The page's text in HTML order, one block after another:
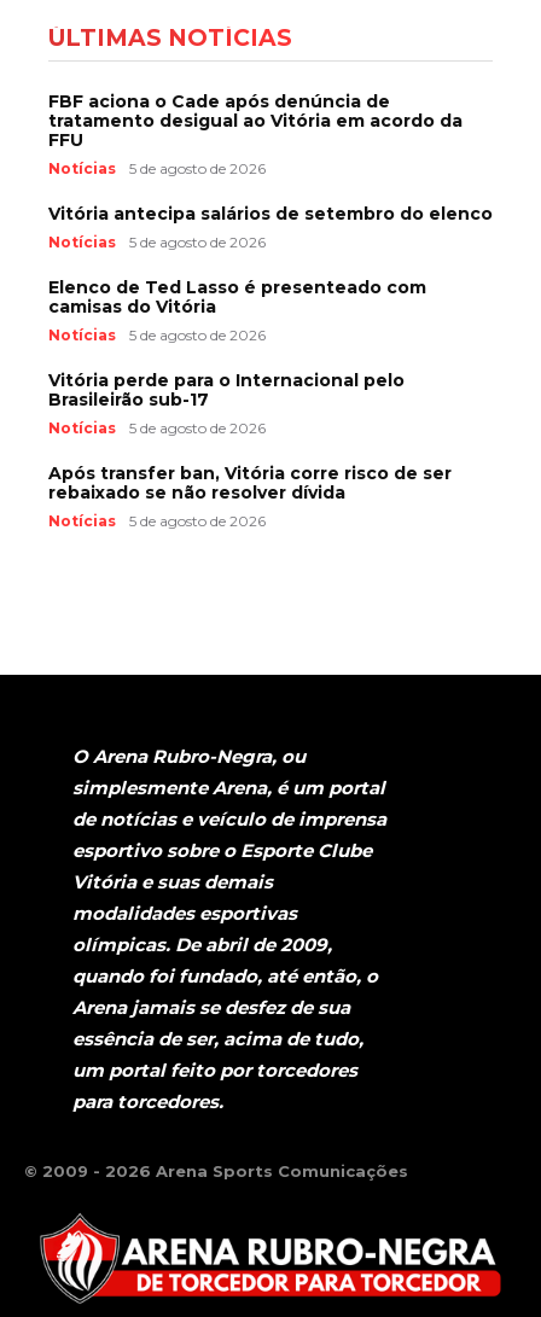
ÚLTIMAS NOTÍCIAS
FBF aciona o Cade após denúncia de
tratamento desigual ao Vitória em acordo da
FFU
Notícias 5 de agosto de 2026
Vitória antecipa salários de setembro do elenco
Notícias 5 de agosto de 2026
Elenco de Ted Lasso é presenteado com
camisas do Vitória
Notícias 5 de agosto de 2026
Vitória perde para o Internacional pelo
Brasileirão sub-17
Notícias 5 de agosto de 2026
Após transfer ban, Vitória corre risco de ser
rebaixado se não resolver dívida
Notícias 5 de agosto de 2026
O Arena Rubro-Negra, ou
simplesmente Arena, é um portal
de notícias e veículo de imprensa
esportivo sobre o Esporte Clube
Vitória e suas demais
modalidades esportivas
olímpicas. De abril de 2009,
quando foi fundado, até então, o
Arena jamais se desfez de sua
essência de ser, acima de tudo,
um portal feito por torcedores
para torcedores.
© 2009 - 2026 Arena Sports Comunicações